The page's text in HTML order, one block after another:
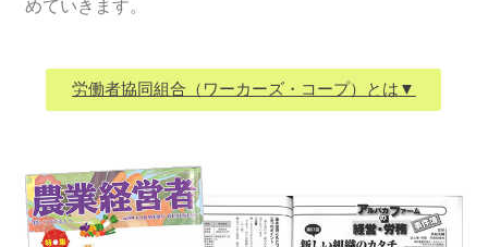
めていきます。
労働者協同組合（ワーカーズ・コープ）とは▼